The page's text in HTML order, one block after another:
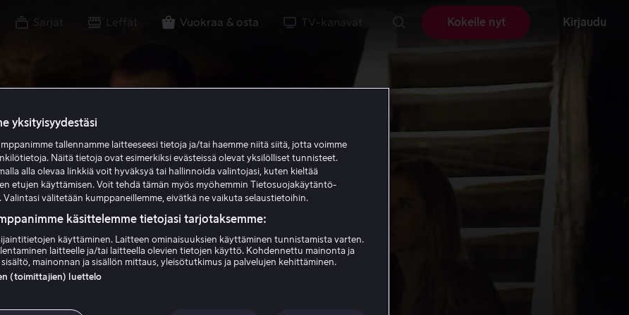
Sarjat Leffat Vuokraa & osta TV-kanavat Kokeile nyt Kirjaudu
yksityisyydestäsi
tallennamme laitteeseesi tietoja ja/tai haemme niitä siitä, jotta voimme
Näitä tietoja ovat esimerkiksi evästeissä olevat yksilölliset tunnisteet.
alla olevaa linkkiä voit hyväksyä tai hallinnoida valintojasi, kuten kieltää
etujen käyttämisen. Voit tehdä tämän myös myöhemmin Tietosuojakäytäntö-
Valintasi välitetään kumppaneillemme, eivätkä ne vaikuta selaustietoihin.
käsittelemme tietojasi tarjotaksemme:
käyttäminen. Laitteen ominaisuuksien käyttäminen tunnistamista varten.
laitteelle ja/tai laitteella olevien tietojen käyttö. Kohdennettu mainonta ja
mainonnan ja sisällön mittaus, yleisötutkimus ja palvelujen kehittäminen.
(toimittajien) luettelo